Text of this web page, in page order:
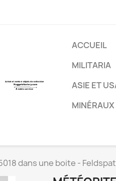
ACCUEIL
MILITARIA
ASIE ET
MINÉRAUX
dans une boite -